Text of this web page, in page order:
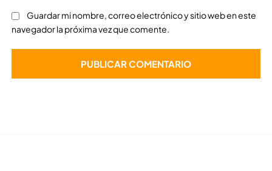
Guardar mi nombre, correo electrónico y sitio web en este
navegador la próxima vez que comente.